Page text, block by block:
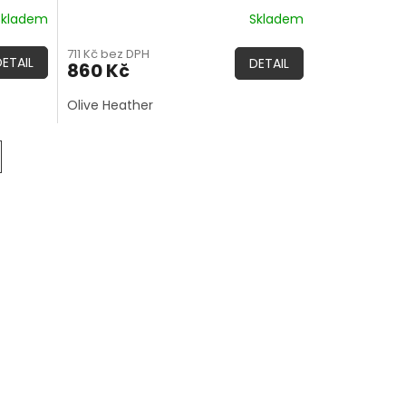
Skladem
711 Kč bez DPH
860 Kč DETAIL
Olive Heather